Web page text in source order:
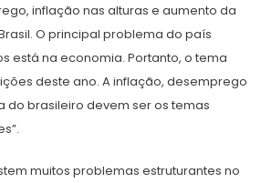
inflação nas alturas e aumento da
O principal problema do país
está na economia. Portanto, o tema
deste ano. A inflação, desemprego
do brasileiro devem ser os temas
muitos problemas estruturantes no